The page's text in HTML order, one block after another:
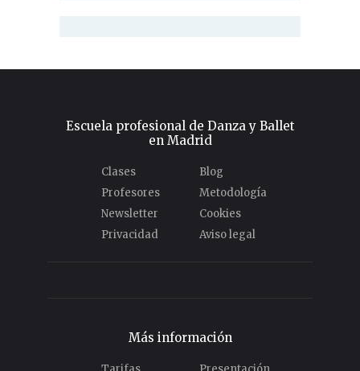
Escuela profesional de Danza y Ballet
en Madrid
Clases
Blog
Profesores
Metodología
Newsletter
Cookies
Privacidad
Aviso legal
Más información